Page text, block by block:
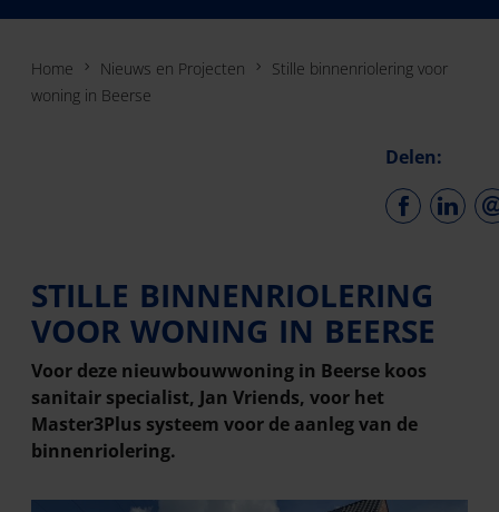
Home Nieuws en Projecten
Stille binnenriolering voor
woning in Beerse
Delen:
STILLE BINNENRIOLERING
VOOR WONING IN BEERSE
Voor deze nieuwbouwwoning in Beerse koos
sanitair specialist, Jan Vriends, voor het
Master3Plus systeem voor de aanleg van de
binnenriolering.